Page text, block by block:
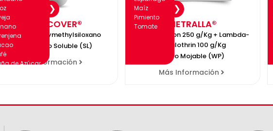
de Azúcar
MAXI-COVER®
Polyether - Polymethylsiloxano
Concentrado Soluble (SL)
Más Información
Maíz
Pimiento
Tomate
METRALLA®
Diflubenzuron 250 g/Kg + Lambda-
cyhalothrin 100 g/Kg
Polvo Mojable (WP)
Más Información